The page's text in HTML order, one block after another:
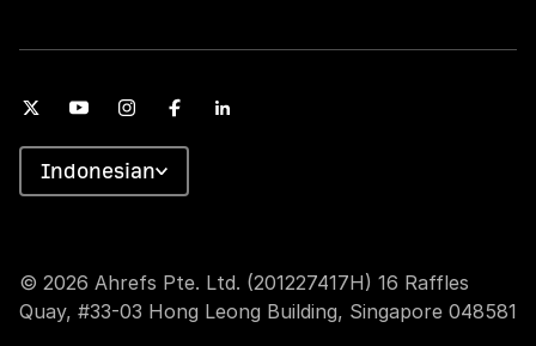
© 2026 Ahrefs Pte. Ltd. (201227417H) 16 Raffles
Quay, #33-03 Hong Leong Building, Singapore 048581
Indonesian